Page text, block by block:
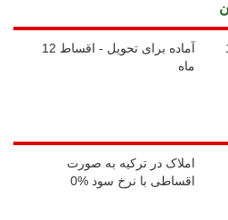
آماده برای تحویل - اقساط 12
ماه
املاک در ترکیه به صورت
اقساطی با نرخ سود %0